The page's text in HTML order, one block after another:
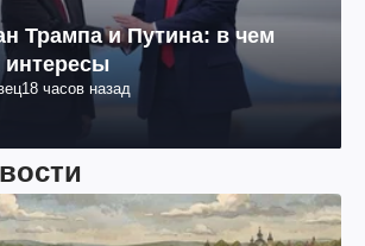
Трампа и Путина: в чем
интересы
18 часов назад